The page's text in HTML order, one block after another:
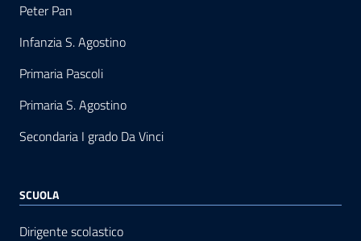
Peter Pan
Infanzia S. Agostino
Primaria Pascoli
Primaria S. Agostino
Secondaria I grado Da Vinci
SCUOLA
Dirigente scolastico